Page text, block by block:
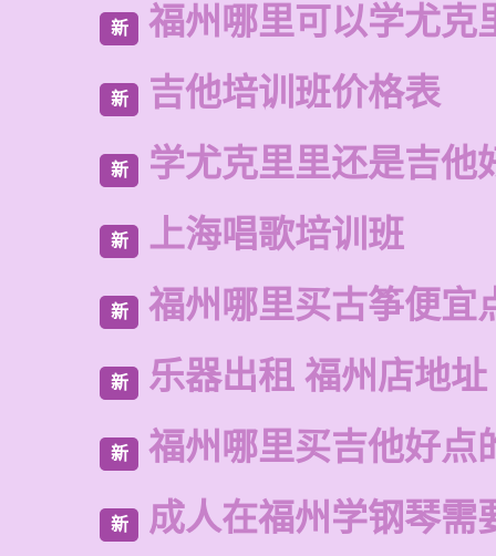
新 福州哪里可以学尤克
新 吉他培训班价格表
新 学尤克里里还是吉他
新 上海唱歌培训班
新 福州哪里买古筝便宜
新 乐器出租 福州店地址
新 福州哪里买吉他好点
新 成人在福州学钢琴需